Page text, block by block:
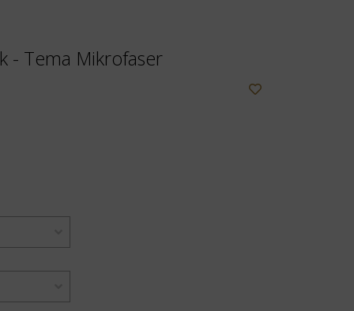
- Tema Mikrofaser